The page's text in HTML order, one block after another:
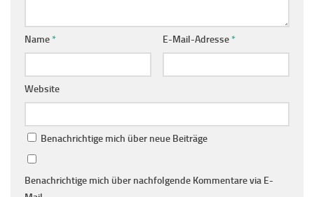
Name* E-Mail-Adresse*
Website
Benachrichtige mich über neue Beiträge
Benachrichtige mich über nachfolgende Kommentare via E-